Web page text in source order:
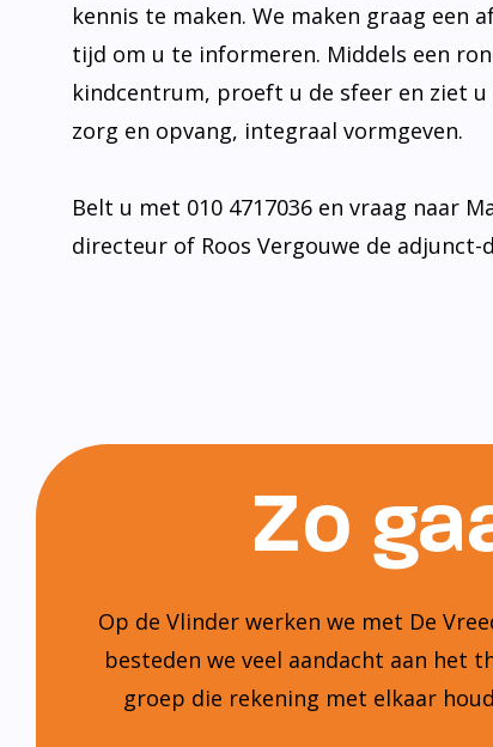
kennis te maken. We maken graag een
tijd om u te informeren. Middels een
kindcentrum, proeft u de sfeer en ziet u
zorg en opvang, integraal vormgeven.
Belt u met 010 4717036 en vraag naar
directeur of Roos Vergouwe de adjunct-
Zo
Op de Vlinder werken we met De
besteden we veel aandacht aan het
groep die rekening met elkaar